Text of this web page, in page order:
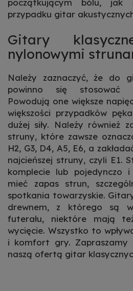
początkującym bólu,
przypadku gitar
Gitary
nylonowymi
Należy zaznaczyć, że do
powinno się stosować
Powodują one większe
większości przypadków
dużej siły. Należy również
struny, które zawsze
H2, G3, D4, A5, E6, a
najcieńszej struny, czyli E1.
komplecie lub pojedynczo
mieć zapas strun,
spotkania towarzyskie.
drewnem, z którego są
futerału, niektóre mają
wycięcie. Wszystko to
i komfort gry. Zapraszamy
naszą ofertą gitar